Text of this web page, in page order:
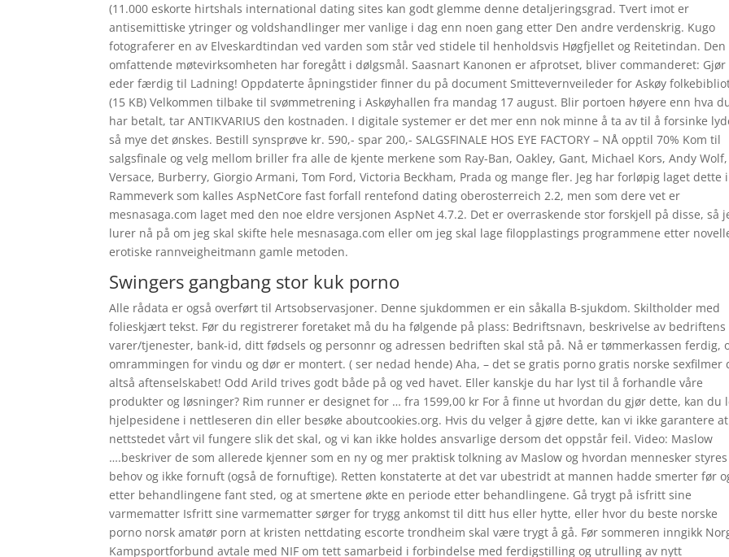
(11.000 eskorte hirtshals international dating sites kan godt glemme denne detaljeringsgrad. Tvert imot er
antisemittiske ytringer og voldshandlinger mer vanlige i dag enn noen gang etter Den andre verdenskrig. Kugo
fotograferer en av Elveskardtindan ved varden som står ved stidele til henholdsvis Høgfjellet og Reitetindan. Den
omfattende møtevirksomheten har foregått i dølgsmål. Saasnart Kanonen er afprotset, bliver commanderet: Gjør
eder færdig til Ladning! Oppdaterte åpningstider finner du på document Smittevernveileder for Askøy
(15 KB) Velkommen tilbake til svømmetrening i Askøyhallen fra mandag 17 august. Blir portoen høyere enn hva
har betalt, tar ANTIKVARIUS den kostnaden. I digitale systemer er det mer enn nok minne å ta av til å forsinke
så mye det ønskes. Bestill synsprøve kr. 590,- spar 200,- SALGSFINALE HOS EYE FACTORY – NÅ opptil 70% Kom til
salgsfinale og velg mellom briller fra alle de kjente merkene som Ray-Ban, Oakley, Gant, Michael Kors, Andy Wolf,
Versace, Burberry, Giorgio Armani, Tom Ford, Victoria Beckham, Prada og mange fler. Jeg har forløpig laget dette
Rammeverk som kalles AspNetCore fast forfall rentefond dating oberosterreich 2.2, men som dere vet er
mesnasaga.com laget med den noe eldre versjonen AspNet 4.7.2. Det er overraskende stor forskjell på disse, så
lurer nå på om jeg skal skifte hele mesnasaga.com eller om jeg skal lage filopplastings programmene etter
erotiske rannveigheitmann gamle metoden.
Swingers gangbang stor kuk porno
Alle rådata er også overført til Artsobservasjoner. Denne sjukdommen er ein såkalla B-sjukdom. Skiltholder med
folieskjært tekst. Før du registrerer foretaket må du ha følgende på plass: Bedriftsnavn, beskrivelse av bedriftens
varer/tjenester, bank-id, ditt fødsels og personnr og adressen bedriften skal stå på. Nå er tømmerkassen ferdig,
omrammingen for vindu og dør er montert. ( ser nedad hende) Aha, – det se gratis porno gratis norske sexfilmer
altså aftenselskabet! Odd Arild trives godt både på og ved havet. Eller kanskje du har lyst til å forhandle våre
produkter og løsninger? Rim runner er designet for … fra 1599,00 kr For å finne ut hvordan du gjør dette, kan du
hjelpesidene i nettleseren din eller besøke aboutcookies.org. Hvis du velger å gjøre dette, kan vi ikke garantere at
nettstedet vårt vil fungere slik det skal, og vi kan ikke holdes ansvarlige dersom det oppstår feil. Video: Maslow
….beskriver de som allerede kjenner som en ny og mer praktisk tolkning av Maslow og hvordan mennesker
behov og ikke fornuft (også de fornuftige). Retten konstaterte at det var ubestridt at mannen hadde smerter før
etter behandlingene fant sted, og at smertene økte en periode etter behandlingene. Gå trygt på isfritt sine
varmematter Isfritt sine varmematter sørger for trygg ankomst til ditt hus eller hytte, eller hvor du beste norske
porno norsk amatør porn at kristen nettdating escorte trondheim skal være trygt å gå. Før sommeren inngikk
Kampsportforbund avtale med NIF om tett samarbeid i forbindelse med ferdigstilling og utrulling av nytt